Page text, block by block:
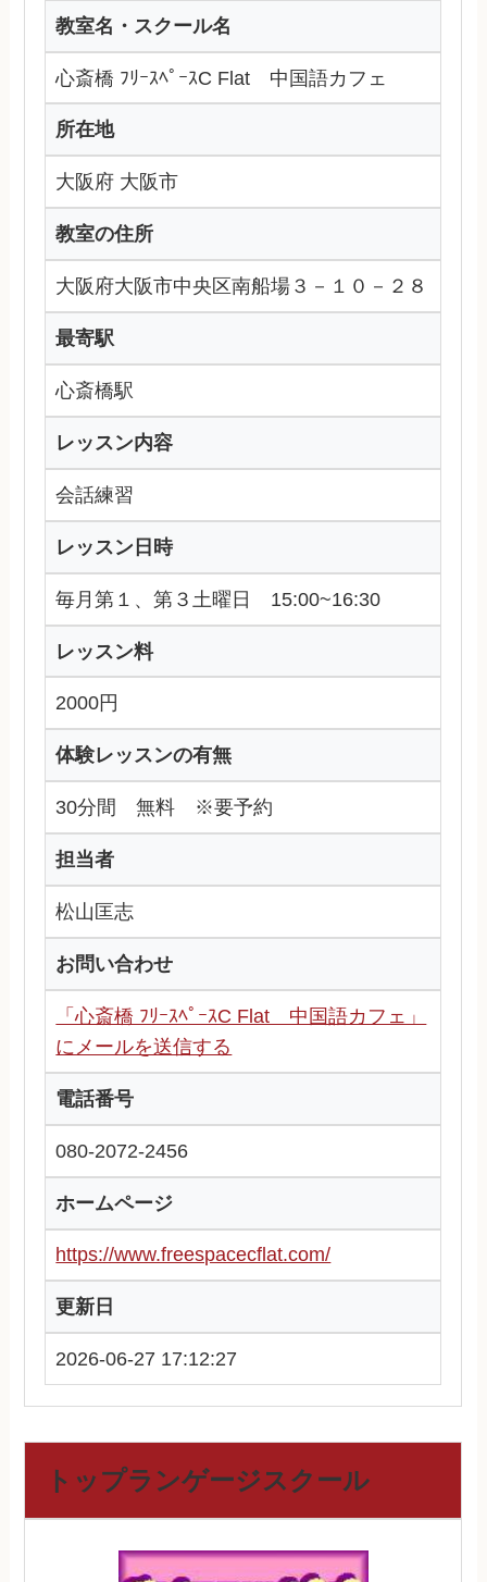
教室名・スクール名
心斎橋 ﾌﾘｰｽﾍﾟｰｽC Flat 中国語カフェ
所在地
大阪府 大阪市
教室の住所
大阪府大阪市中央区南船場３－１０－２８
最寄駅
心斎橋駅
レッスン内容
会話練習
レッスン日時
毎月第１、第３土曜日 15:00~16:30
レッスン料
2000円
体験レッスンの有無
30分間 無料 ※要予約
担当者
松山匡志
お問い合わせ
「心斎橋 ﾌﾘｰｽﾍﾟｰｽC Flat 中国語カフェ」
にメールを送信する
電話番号
080-2072-2456
ホームページ
https://www.freespacecflat.com/
更新日
2026-06-27 17:12:27
トップランゲージスクール